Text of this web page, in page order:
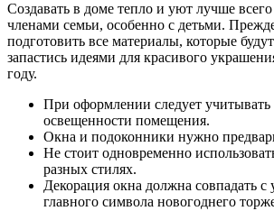
Создавать в доме тепло и уют лучше
членами семьи, особенно с детьми.
подготовить все материалы, которые
запастись идеями для красивого
году.
При оформлении следует учитывать
освещенности помещения.
Окна и подоконники нужно
Не стоит одновременно
разных стилях.
Декорация окна должна совпадать
главного символа новогоднего